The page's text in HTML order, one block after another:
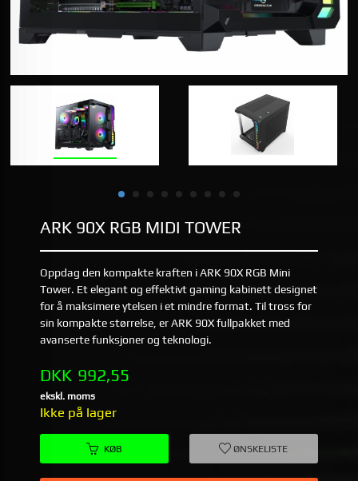
ARK 90X RGB MIDI TOWER
Oppdag den kompakte kraften i ARK 90X RGB Mini
Tower. Et elegant og effektivt gaming kabinett designet
for å maksimere ytelsen i et mindre format. Til tross for
sin kompakte størrelse, er ARK 90X fullpakket med
avanserte funksjoner og teknologi.
Pris
DKK 992,55
ekskl. moms
Ikke på lager
KØB ØNSKELISTE